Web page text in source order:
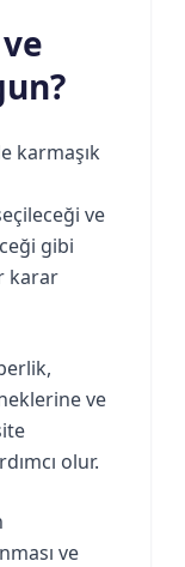
karmaşık
ve
gibi
karar
ve
olur.
ve